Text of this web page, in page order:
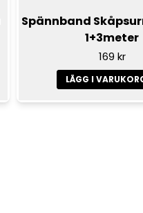
Spännband
1+3meter
169 kr
LÄGG I